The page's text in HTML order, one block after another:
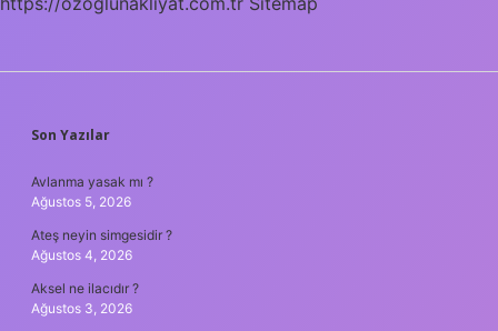
SIDEBAR
Son Yazılar
Avlanma yasak mı ?
Ağustos 5, 2026
Ateş neyin simgesidir ?
Ağustos 4, 2026
Aksel ne ilacıdır ?
Ağustos 3, 2026